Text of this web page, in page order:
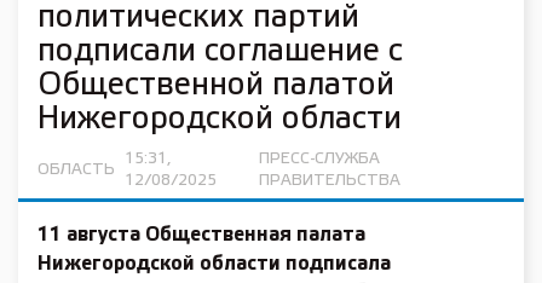
политических партий
подписали соглашение с
Общественной палатой
Нижегородской области
ОБЛАСТЬ
15:31,
12/08/2025
ПРЕСС-СЛУЖБА
ПРАВИТЕЛЬСТВА
11 августа Общественная палата
Нижегородской области подписала